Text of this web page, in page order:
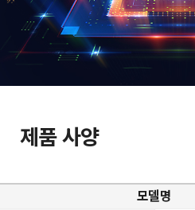
제품 사양
모델명